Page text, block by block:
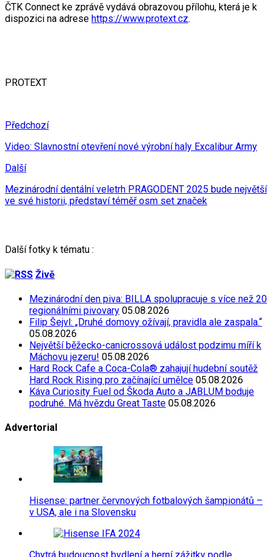
ČTK Connect ke zprávě vydává obrazovou přílohu, která je k
dispozici na adrese https://www.protext.cz.
PROTEXT
Předchozí
Video: Slavnostní otevření nové výrobní haly Excalibur Army
Další
Mezinárodní dentální veletrh PRAGODENT 2025 bude největší
ve své historii, představí téměř osm set značek
Další fotky k tématu :
Živě
Mezinárodní den piva: BILLA spolupracuje s více než 20
regionálními pivovary 05.08.2026
Filip Šejvl: „Druhé domovy ožívají, pravidla ale zaspala.“
05.08.2026
Největší běžecko-canicrossová událost podzimu míří k
Máchovu jezeru! 05.08.2026
Hard Rock Cafe a Coca-Cola® zahajují hudební soutěž
Hard Rock Rising pro začínající umělce 05.08.2026
Káva Curiosity Fuel od Škoda Auto a JABLUM boduje
podruhé. Má hvězdu Great Taste 05.08.2026
Advertorial
Hisense: partner červnových fotbalových šampionátů –
v USA, ale i na Slovensku